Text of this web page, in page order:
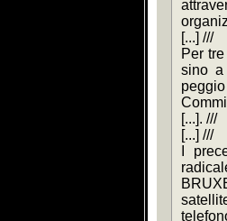
[...] ///
Per
sino a
[...]. ///
[...] ///
I